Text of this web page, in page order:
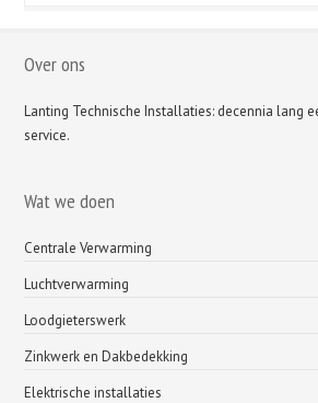
Over ons
Lanting Technische Installaties: decennia lang
service.
Wat we doen
Centrale Verwarming
Luchtverwarming
Loodgieterswerk
Zinkwerk en Dakbedekking
Elektrische installaties